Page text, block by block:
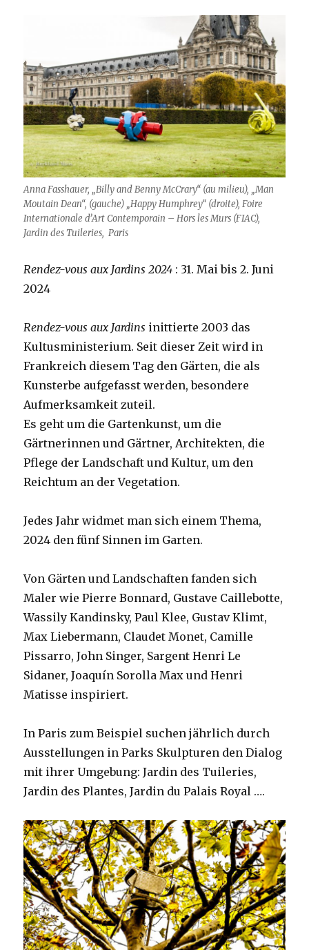
Anna Fasshauer, „Billy and Benny McCrary“ (au milieu), „Man
Moutain Dean“, (gauche) „Happy Humphrey“ (droite), Foire
Internationale d’Art Contemporain – Hors les Murs (FIAC),
Jardin des Tuileries, Paris
Rendez-vous aux Jardins 2024 : 31. Mai bis 2. Juni
2024
Rendez-vous aux Jardins inittierte 2003 das
Kultusministerium. Seit dieser Zeit wird in
Frankreich diesem Tag den Gärten, die als
Kunsterbe aufgefasst werden, besondere
Aufmerksamkeit zuteil.
Es geht um die Gartenkunst, um die
Gärtnerinnen und Gärtner, Architekten, die
Pflege der Landschaft und Kultur, um den
Reichtum an der Vegetation.
Jedes Jahr widmet man sich einem Thema,
2024 den fünf Sinnen im Garten.
Von Gärten und Landschaften fanden sich
Maler wie Pierre Bonnard, Gustave Caillebotte,
Wassily Kandinsky, Paul Klee, Gustav Klimt,
Max Liebermann, Claudet Monet, Camille
Pissarro, John Singer, Sargent Henri Le
Sidaner, Joaquín Sorolla Max und Henri
Matisse inspiriert.
In Paris zum Beispiel suchen jährlich durch
Ausstellungen in Parks Skulpturen den Dialog
mit ihrer Umgebung: Jardin des Tuileries,
Jardin des Plantes, Jardin du Palais Royal ….